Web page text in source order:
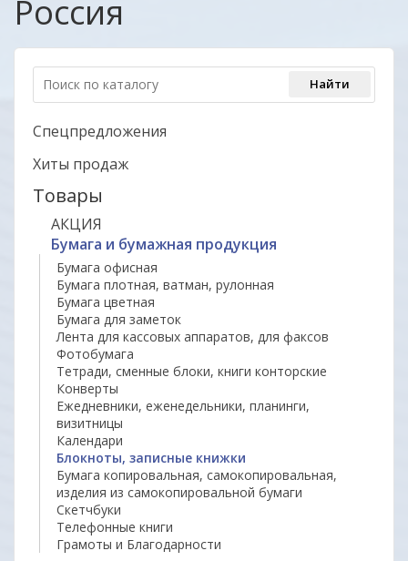
Россия
Спецпредложения
Хиты продаж
Товары
АКЦИЯ
Бумага и бумажная продукция
Бумага офисная
Бумага плотная, ватман, рулонная
Бумага цветная
Бумага для заметок
Лента для кассовых аппаратов, для факсов
Фотобумага
Тетради, сменные блоки, книги конторские
Конверты
Ежедневники, еженедельники, планинги,
визитницы
Календари
Блокноты, записные книжки
Бумага копировальная, самокопировальная,
изделия из самокопировальной бумаги
Скетчбуки
Телефонные книги
Грамоты и Благодарности